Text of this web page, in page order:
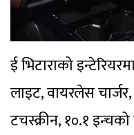
ई भिटाराको
लाइट, वायरलेस
टचस्क्रीन, १०.१